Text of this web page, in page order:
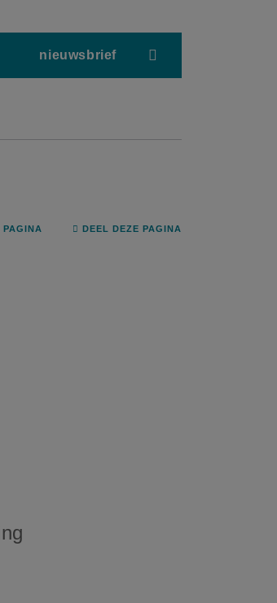
nieuwsbrief
PAGINA DEEL DEZE PAGINA